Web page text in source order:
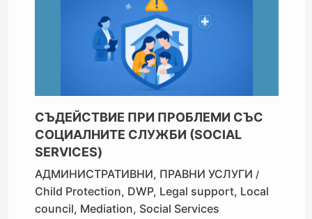
СЪДЕЙСТВИЕ ПРИ ПРОБЛЕМИ СЪС
СОЦИАЛНИТЕ СЛУЖБИ (SOCIAL
SERVICES)
АДМИНИСТРАТИВНИ, ПРАВНИ УСЛУГИ /
Child Protection, DWP, Legal support, Local
council, Mediation, Social Services